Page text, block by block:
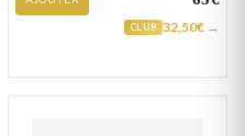
CLUB 32,50€ →